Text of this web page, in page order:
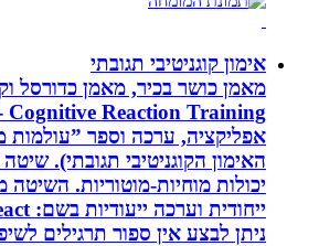
אימון קוגניטיבי תגובתי
מאמן כושר בכיר, מאמן כדורסל
אפליקציה, ערכה וספר ”עולמות
האימון הקוגניטיבי תגובתי). שיטה
יכולות מוחיות-מוטוריות. השיטה
ניתן לבצע אין ספור תרגילים לשיפור